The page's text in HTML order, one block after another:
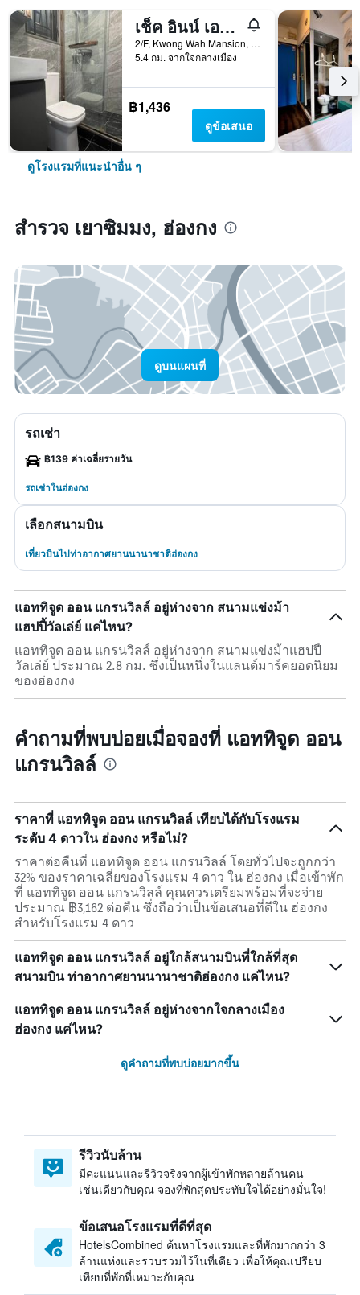
เช็ค อินน์ เอสเค - โฮสเทล
2/F, Kwong Wah Mansion, 269-273 Hennessy Road, ฮ่องกง, ฮ่องกง
5.4 กม. จากใจกลางเมือง
฿1,436
ดูข้อเสนอ
ดูโรงแรมที่แนะนำอื่น ๆ
สำรวจ เยาซิมมง, ฮ่องกง
ดูบนแผนที่
รถเช่า
฿139 ค่าเฉลี่ยรายวัน
รถเช่าในฮ่องกง
เลือกสนามบิน
เที่ยวบินไปท่าอากาศยานนานาชาติฮ่องกง
แอททิจูด ออน แกรนวิลล์ อยู่ห่างจาก สนามแข่งม้า
แฮปปี้วัลเล่ย์ แค่ไหน?
แอททิจูด ออน แกรนวิลล์ อยู่ห่างจาก สนามแข่งม้าแฮปปี้
วัลเล่ย์ ประมาณ 2.8 กม. ซึ่งเป็นหนึ่งในแลนด์มาร์คยอดนิยม
ของฮ่องกง
คำถามที่พบบ่อยเมื่อจองที่ แอททิจูด ออน
แกรนวิลล์
ราคาที่ แอททิจูด ออน แกรนวิลล์ เทียบได้กับโรงแรม
ระดับ 4 ดาวใน ฮ่องกง หรือไม่?
ราคาต่อคืนที่ แอททิจูด ออน แกรนวิลล์ โดยทั่วไปจะถูกกว่า
32% ของราคาเฉลี่ยของโรงแรม 4 ดาว ใน ฮ่องกง เมื่อเข้าพัก
ที่ แอททิจูด ออน แกรนวิลล์ คุณควรเตรียมพร้อมที่จะจ่าย
ประมาณ ฿3,162 ต่อคืน ซึ่งถือว่าเป็นข้อเสนอที่ดีใน ฮ่องกง
สำหรับโรงแรม 4 ดาว
แอททิจูด ออน แกรนวิลล์ อยู่ใกล้สนามบินที่ใกล้ที่สุด
สนามบิน ท่าอากาศยานนานาชาติฮ่องกง แค่ไหน?
แอททิจูด ออน แกรนวิลล์ อยู่ห่างจากใจกลางเมือง
ฮ่องกง แค่ไหน?
ดูคำถามที่พบบ่อยมากขึ้น
รีวิวนับล้าน
มีคะแนนและรีวิวจริงจากผู้เข้าพักหลายล้านคน
เช่นเดียวกับคุณ จองที่พักสุดประทับใจได้อย่างมั่นใจ!
ข้อเสนอโรงแรมที่ดีที่สุด
HotelsCombined ค้นหาโรงแรมและที่พักมากกว่า 3
ล้านแห่งและรวบรวมไว้ในที่เดียว เพื่อให้คุณเปรียบ
เทียบที่พักที่เหมาะกับคุณ